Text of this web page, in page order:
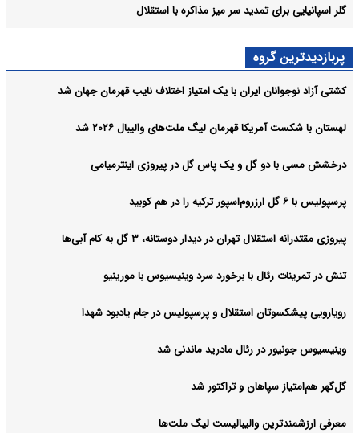
گلر اسپانیایی برای تمدید سر میز مذاکره با استقلال
پربازدیدترین گروه
کشتی آزاد نوجوانان ایران با یک امتیاز اختلاف نایب قهرمان جهان شد
لهستان با شکست آمریکا قهرمان لیگ ملت‌های والیبال ۲۰۲۶ شد
درخشش مسی با دو گل و یک پاس گل در پیروزی اینترمیامی
پرسپولیس با ۶ گل ارزروم‌اسپور ترکیه را در هم کوبید
پیروزی مقتدرانه استقلال تهران در دیدار دوستانه، ۳ گل به کام آبی‌ها
تنش در تمرینات رئال با برخورد سرد وینیسیوس با مورینیو
رویارویی پیشکسوتان استقلال و پرسپولیس در جام یادبود شهدا
وینیسیوس جونیور در رئال مادرید ماندنی شد
گل‌گهر هم‌امتیاز سپاهان و تراکتور شد
معرفی ارزشمندترین والیبالیست لیگ ملت‌ها